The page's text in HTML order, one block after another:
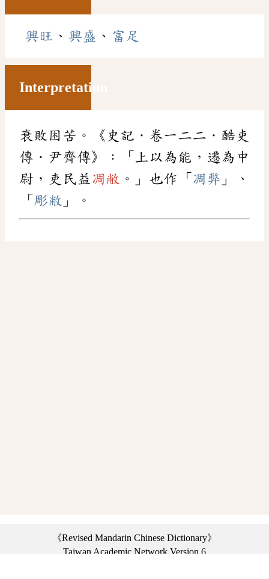
興旺 、 興盛 、 富足
Interpretation
衰敗困苦。《史記．卷一二二．酷吏
傳．尹齊傳》：「上以為能，遷為中
尉，吏民益 凋敝 。」也作「 凋弊 」、
「 彫敝 」。
《Revised Mandarin Chinese Dictionary》
Taiwan Academic Network Version 6